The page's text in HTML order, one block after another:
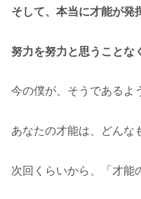
そして、本当に才能が発
努力を努力と思うことな
今の僕が、そうであるよ
あなたの才能は、どんな
次回くらいから、「才能